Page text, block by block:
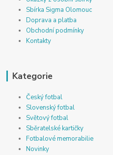
Sbírka Sigma Olomouc
Doprava a platba
Obchodní podmínky
Kontakty
Kategorie
Český fotbal
Slovenský fotbal
Světový fotbal
Sběratelské kartičky
Fotbalové memorabilie
Novinky